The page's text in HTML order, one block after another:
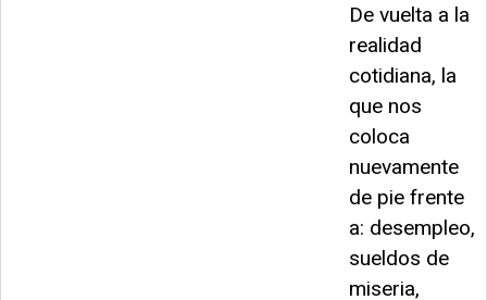
De vuelta a la
realidad
cotidiana, la
que nos
coloca
nuevamente
de pie frente
a: desempleo,
sueldos de
miseria,